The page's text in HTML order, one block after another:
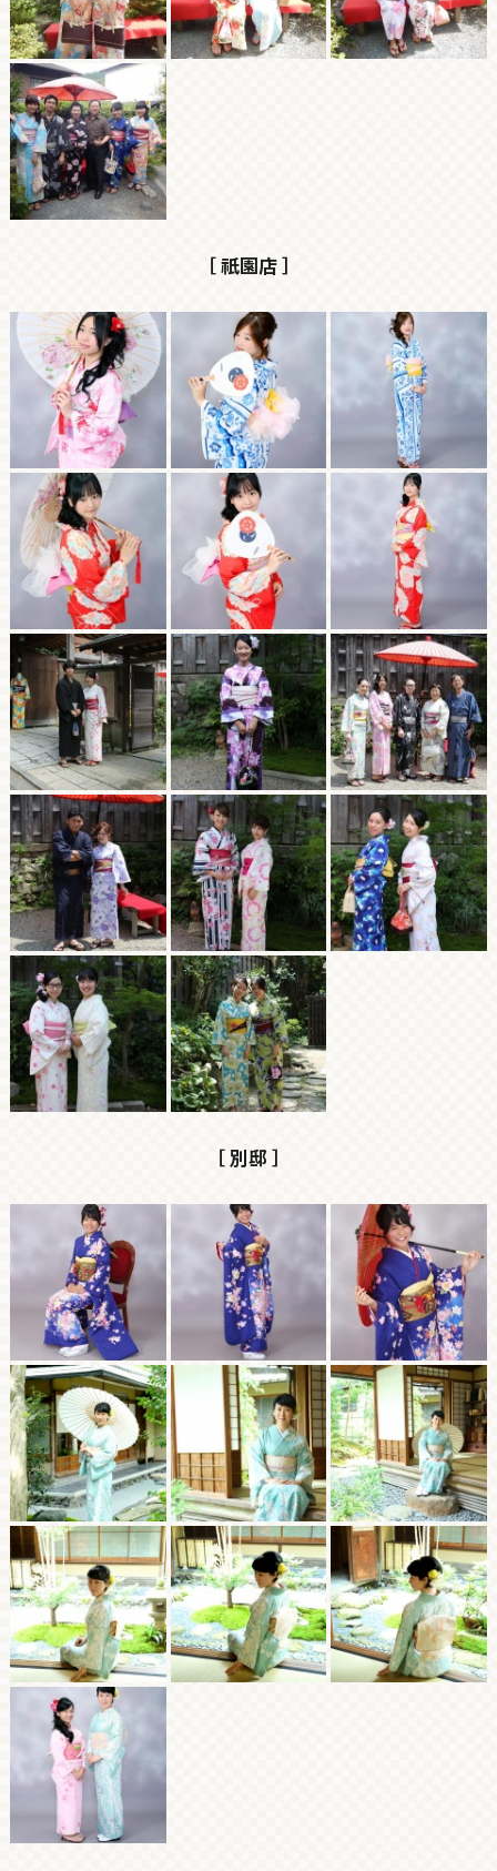
［ 祇園店 ］
［ 別邸 ］